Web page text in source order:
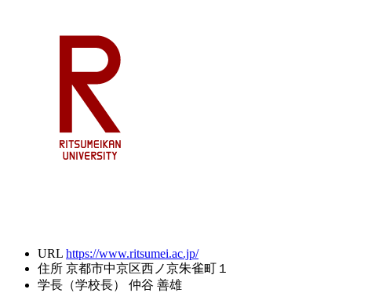
URL https://www.ritsumei.ac.jp/
住所 京都市中京区西ノ京朱雀町１
学長（学校長）
仲谷 善雄